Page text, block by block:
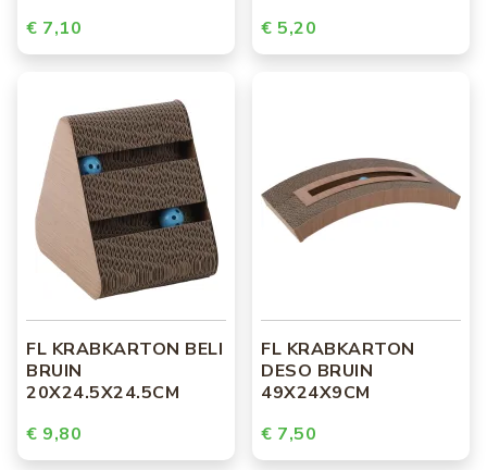
€ 7,10
€ 5,20
FL KRABKARTON BELI
BRUIN
20X24.5X24.5CM
€ 9,80
FL KRABKARTON
DESO BRUIN
49X24X9CM
€ 7,50